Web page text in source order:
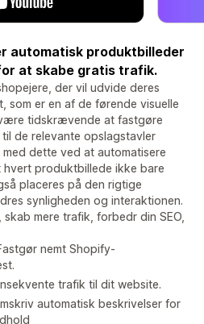
automatisk produktbilleder
at skabe gratis trafik.
der vil udvide deres
som er en af de førende visuelle
tidskrævende at fastgøre
de relevante opslagstavler
dette ved at automatisere
produktbillede ikke bare
placeres på den rigtige
synligheden og interaktionen.
mere trafik, forbedr din SEO,
nemt Shopify-
trafik til dit website.
automatisk beskrivelser for